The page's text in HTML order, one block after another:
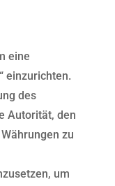
eine
einzurichten.
des
Autorität, den
zu
um